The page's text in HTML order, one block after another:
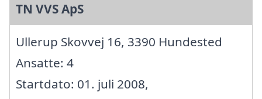
TN VVS ApS
Ullerup Skovvej 16, 3390 Hundested
Ansatte: 4
Startdato: 01. juli 2008,